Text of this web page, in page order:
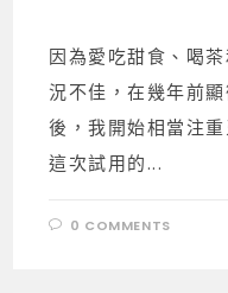
因為愛吃甜食、喝
況不佳，在幾年前
後，我開始相當注
這次試用的...
0 COMMENTS